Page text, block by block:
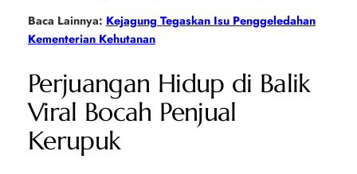
Baca Lainnya: Kejagung Tegaskan Isu Penggeledahan
Kementerian Kehutanan
Perjuangan Hidup di Balik
Viral Bocah Penjual
Kerupuk